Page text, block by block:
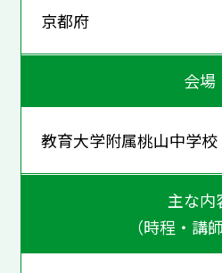
京都府
会場
教育大学附属桃山中学校
主な内
（時程・講